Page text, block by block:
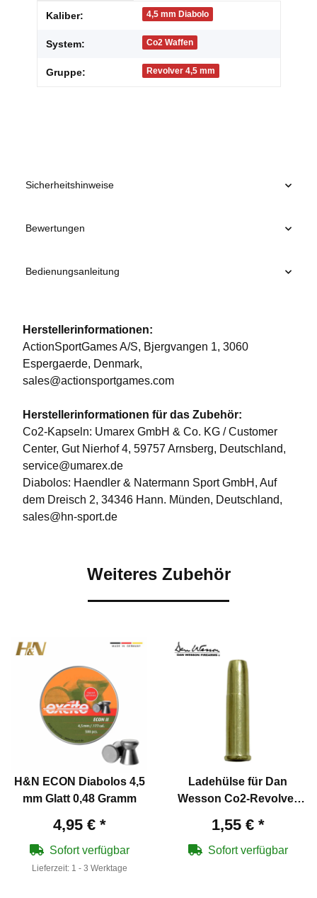
Produkteigenschaft
Wert
Kaliber: 4,5 mm Diabolo
System: Co2 Waffen
Gruppe: Revolver 4,5 mm
Sicherheitshinweise
Bewertungen
Bedienungsanleitung
Herstellerinformationen:
ActionSportGames A/S, Bjergvangen 1, 3060
Espergaerde, Denmark,
sales@actionsportgames.com
Herstellerinformationen für das Zubehör:
Co2-Kapseln: Umarex GmbH & Co. KG / Customer
Center, Gut Nierhof 4, 59757 Arnsberg, Deutschland,
service@umarex.de
Diabolos: Haendler & Natermann Sport GmbH, Auf
dem Dreisch 2, 34346 Hann. Münden, Deutschland,
sales@hn-sport.de
Weiteres Zubehör
H&N ECON Diabolos 4,5
mm Glatt 0,48 Gramm
4,95 € *
Sofort verfügbar
Lieferzeit: 1 - 3 Werktage
Ladehülse für Dan
Wesson Co2-Revolver
1,55 € *
Sofort verfügbar